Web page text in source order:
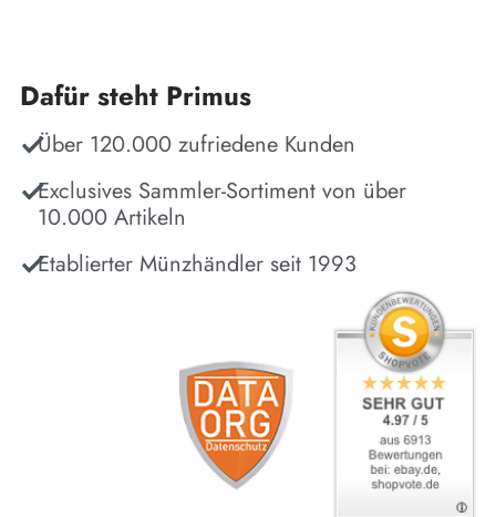
Dafür steht Primus
Über 120.000 zufriedene Kunden
Exclusives Sammler-Sortiment von über
10.000 Artikeln
Etablierter Münzhändler seit 1993